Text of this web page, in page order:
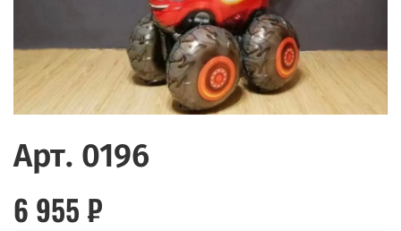
Арт. 0196
6 955 ₽